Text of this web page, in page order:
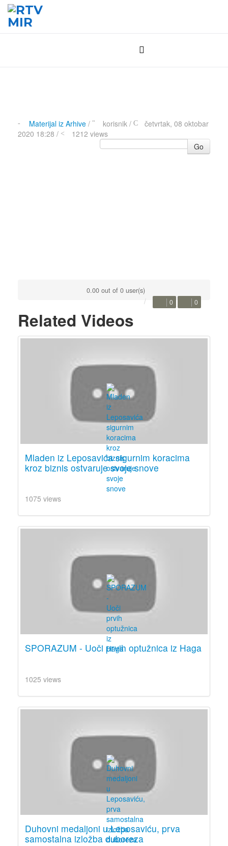
Materijal iz Arhive/ korisnik /
četvrtak, 08 oktobar
2020 18:28 /
1212 views
Go
0.00 out of 0 user(s)
0 0
Related Videos
Mladen iz Leposavića sigurnim koracima
kroz biznis ostvaruje svoje snove
1075 views
SPORAZUM - Uoči prvih optužnica iz Haga
1025 views
Duhovni medaljoni u Leposaviću, prva
samostalna izložba duboreza